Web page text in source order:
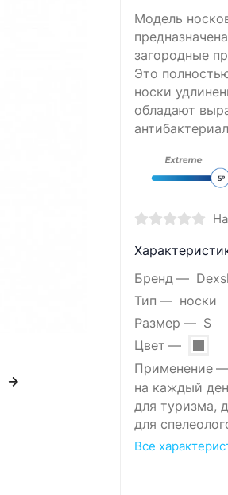
Модель
загородные
Это
носки
обладают
Бренд
Тип
носки
Размер
S
Цвет
Применение
на каждый
для туризма,
для
Все